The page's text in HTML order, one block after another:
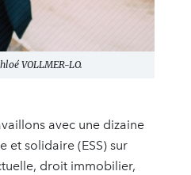
VOLLMER-LO.
avec une dizaine
et solidaire (ESS) sur
droit immobilier,